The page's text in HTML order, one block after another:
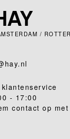
/
- 17:00
contact op